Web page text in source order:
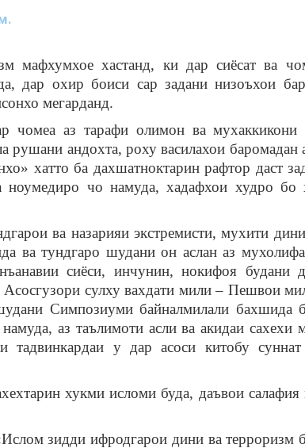
мафхумхое хастанд, ки дар сиёсат ва
дар охир боиси сар задани низоъхои
мегарданд.
чомеа аз тарафи олимон ва мухаккикони
рушани андохта, роху василахои
хатто ба дахшатноктарин рафтор даст
чо намуда, хадафхои худро бо
ва назарияи экстремисти, мухити
ва тундгаро шудани он аслан аз
сиёси, инчунин, нокифоя будани
сулху вахдати мили – Пешвои
Симпозиуми байналмилали бахшида
аз таълимоти асли ва акидаи сахехи
у дар асоси китобу
хукми исломи буда, даъвои салафия
зидди ифродгарои дини ва терроризм